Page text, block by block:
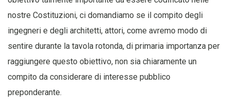
nostre Costituzioni, ci domandiamo se il compito degli
ingegneri e degli architetti, attori, come avremo modo di
sentire durante la tavola rotonda, di primaria importanza per
raggiungere questo obiettivo, non sia chiaramente un
compito da considerare di interesse pubblico
preponderante.